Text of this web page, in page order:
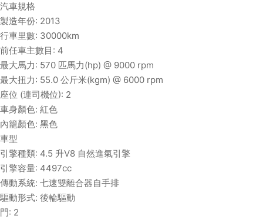
S
P
I
D
E
R
q
u
a
n
t
i
t
y
汽車規格
製造年份: 2013
行車里數: 30000km
前任車主數目: 4
最大馬力: 570 匹馬力(hp) @ 9000 rpm
最大扭力: 55.0 公斤米(kgm) @ 6000 rpm
座位 (連司機位): 2
車身顏色: 紅色
內籠顏色: 黑色
車型
引擎種類: 4.5 升V8 自然進氣引擎
引擎容量: 4497cc
傳動系統: 七速雙離合器自手排
驅動形式: 後輪驅動
門: 2